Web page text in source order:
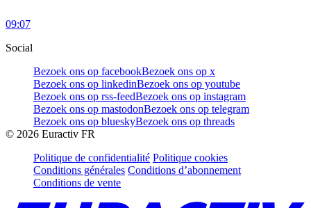
09:07
Social
Bezoek ons op facebookBezoek ons op x
Bezoek ons op linkedinBezoek ons op youtube
Bezoek ons op rss-feedBezoek ons op instagram
Bezoek ons op mastodonBezoek ons op telegram
Bezoek ons op blueskyBezoek ons op threads
© 2026 Euractiv FR
Politique de confidentialité Politique cookies
Conditions générales Conditions d’abonnement
Conditions de vente